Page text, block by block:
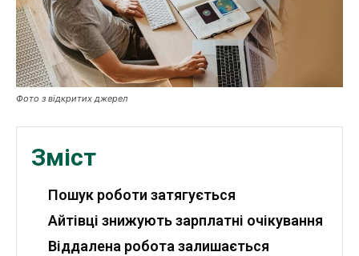
Публікації
ФОП
Курс валют
Ми в соц. мережах
Фото з відкритих джерел
Зміст
Пошук роботи затягується
Айтівці знижують зарплатні очікування
Віддалена робота залишається